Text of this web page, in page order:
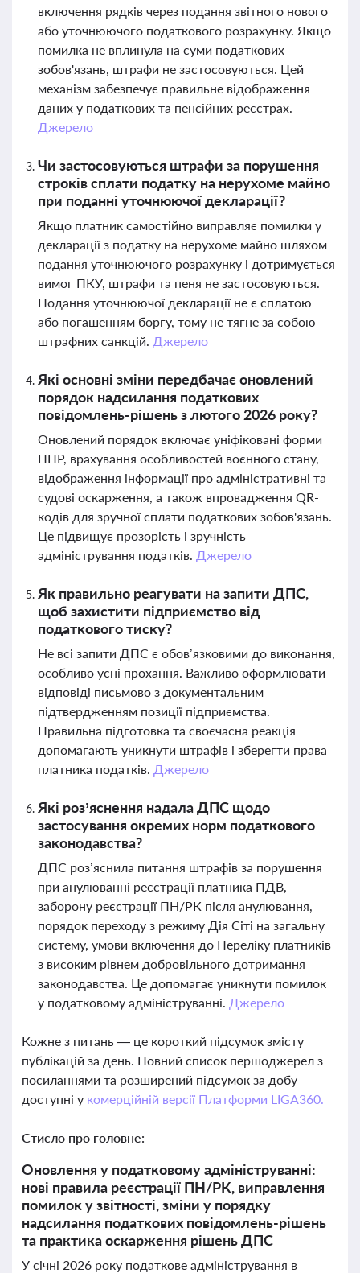
включення рядків через подання звітного нового
або уточнюючого податкового розрахунку. Якщо
помилка не вплинула на суми податкових
зобов'язань, штрафи не застосовуються. Цей
механізм забезпечує правильне відображення
даних у податкових та пенсійних реєстрах.
Джерело
Чи застосовуються штрафи за порушення
строків сплати податку на нерухоме майно
при поданні уточнюючої декларації?
Якщо платник самостійно виправляє помилки у
декларації з податку на нерухоме майно шляхом
подання уточнюючого розрахунку і дотримується
вимог ПКУ, штрафи та пеня не застосовуються.
Подання уточнюючої декларації не є сплатою
або погашенням боргу, тому не тягне за собою
штрафних санкцій. Джерело
Які основні зміни передбачає оновлений
порядок надсилання податкових
повідомлень-рішень з лютого 2026 року?
Оновлений порядок включає уніфіковані форми
ППР, врахування особливостей воєнного стану,
відображення інформації про адміністративні та
судові оскарження, а також впровадження QR-
кодів для зручної сплати податкових зобов'язань.
Це підвищує прозорість і зручність
адміністрування податків. Джерело
Як правильно реагувати на запити ДПС,
щоб захистити підприємство від
податкового тиску?
Не всі запити ДПС є обов’язковими до виконання,
особливо усні прохання. Важливо оформлювати
відповіді письмово з документальним
підтвердженням позиції підприємства.
Правильна підготовка та своєчасна реакція
допомагають уникнути штрафів і зберегти права
платника податків. Джерело
Які роз’яснення надала ДПС щодо
застосування окремих норм податкового
законодавства?
ДПС роз’яснила питання штрафів за порушення
при анулюванні реєстрації платника ПДВ,
заборону реєстрації ПН/РК після анулювання,
порядок переходу з режиму Дія Сіті на загальну
систему, умови включення до Переліку платників
з високим рівнем добровільного дотримання
законодавства. Це допомагає уникнути помилок
у податковому адмініструванні. Джерело
Кожне з питань — це короткий підсумок змісту
публікацій за день. Повний список першоджерел з
посиланнями та розширений підсумок за добу
доступні у комерційній версії Платформи LIGA360.
Стисло про головне:
Оновлення у податковому адмініструванні:
нові правила реєстрації ПН/РК, виправлення
помилок у звітності, зміни у порядку
надсилання податкових повідомлень-рішень
та практика оскарження рішень ДПС
У січні 2026 року податкове адміністрування в